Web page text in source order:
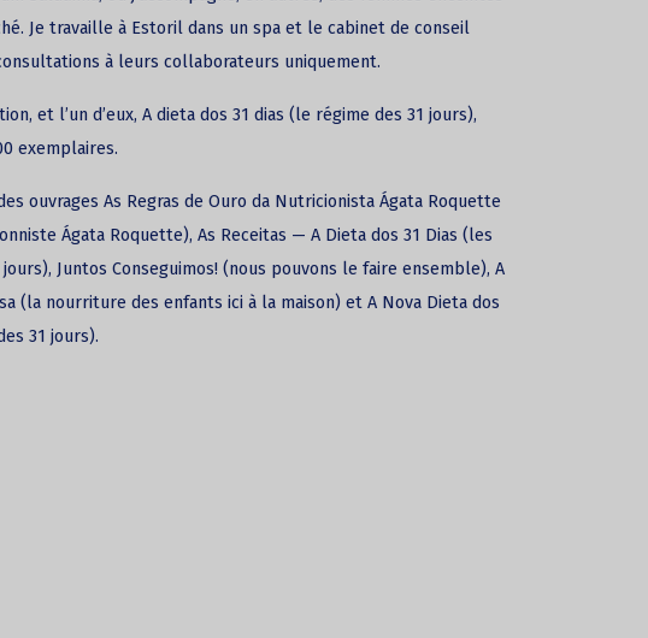
Je travaille à Estoril dans un spa et le cabinet de conseil
à leurs collaborateurs uniquement.
et l’un d’eux, A dieta dos 31 dias (le régime des 31 jours),
exemplaires.
ouvrages As Regras de Ouro da Nutricionista Ágata Roquette
Ágata Roquette), As Receitas — A Dieta dos 31 Dias (les
Juntos Conseguimos! (nous pouvons le faire ensemble), A
(la nourriture des enfants ici à la maison) et A Nova Dieta dos
31 jours).